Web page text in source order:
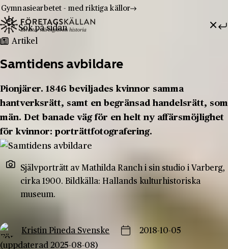
Hoppa till innehåll
Till innehåll
Gymnasiearbetet - med riktiga källor
Sök efter:
Artikel
Samtidens avbildare
Pionjärer. 1846 beviljades kvinnor samma
hantverksrätt, samt en begränsad handelsrätt, som
män. Det banade väg för en helt ny affärsmöjlighet
för kvinnor: porträttfotografering.
Självporträtt av Mathilda Ranch i sin studio i Varberg,
cirka 1900. Bildkälla: Hallands kulturhistoriska
museum.
Kristin Pineda Svenske
2018-10-05
(uppdaterad 2025-08-08)